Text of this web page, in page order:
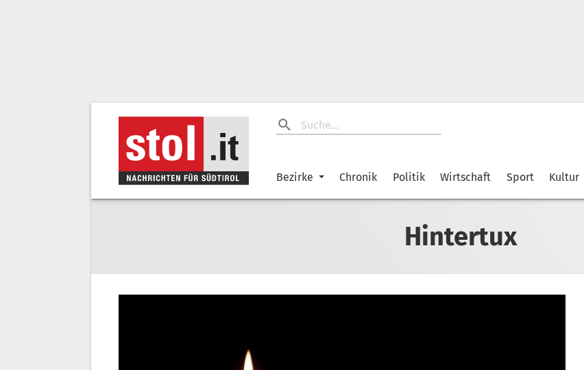
Bezirke Chronik Politik Wirtschaft Sport Kultur
Hintertux